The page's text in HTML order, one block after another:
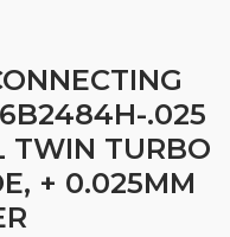
.025
TWIN TURBO
+ 0.025MM